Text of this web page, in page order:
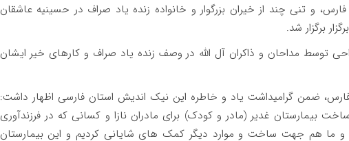
و تنی چند از خیران بزرگوار و خانواده زنده یاد صراف در حسینیه عاشقان
برگزار شد.
توسط مداحان و ذاکران آل الله در وصف زنده یاد صراف و کارهای خیر ایشان
فارس، ضمن گرامیداشت یاد و خاطره این نیک اندیش استان فارسی اظهار داشت:
بیمارستان غدیر (مادر و کودک) برای مادران نازا و کسانی که در فرزندآوری
ما هم جهت ساخت و موارد دیگر کمک های شایانی کردیم و این بیمارستان